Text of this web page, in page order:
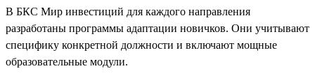
В БКС Мир инвестиций для каждого направления
разработаны программы адаптации новичков. Они учитывают
специфику конкретной должности и включают мощные
образовательные модули.